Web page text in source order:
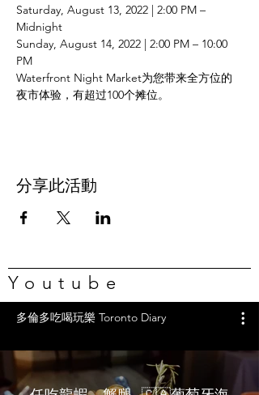
Saturday, August 13, 2022 | 2:00 PM –
Midnight
Sunday, August 14, 2022 | 2:00 PM – 10:00
PM
Waterfront Night Market为您带来全方位的
夜市体验，有超过100个摊位。
分享此活動
Youtube
多倫多吃喝玩樂 Toronto Diary